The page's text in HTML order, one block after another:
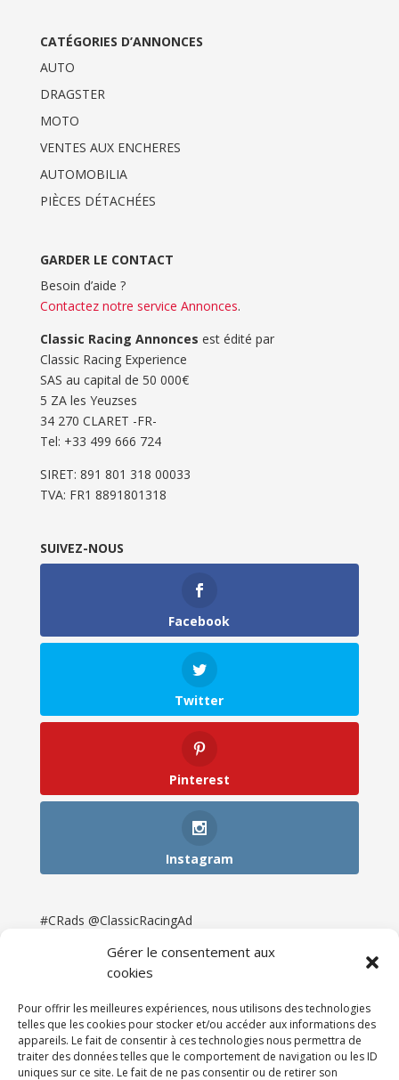
Gérer le consentement aux
cookies
Pour offrir les meilleures expériences, nous utilisons des technologies
telles que les cookies pour stocker et/ou accéder aux informations des
appareils. Le fait de consentir à ces technologies nous permettra de
traiter des données telles que le comportement de navigation ou les ID
uniques sur ce site. Le fait de ne pas consentir ou de retirer son
CATÉGORIES D’ANNONCES
AUTO
DRAGSTER
MOTO
VENTES AUX ENCHERES
AUTOMOBILIA
PIÈCES DÉTACHÉES
GARDER LE CONTACT
Besoin d’aide ?
Contactez notre service Annonces.
Classic Racing Annonces est édité par
Classic Racing Experience
SAS au capital de 50 000€
5 ZA les Yeuzses
34 270 CLARET -FR-
Tel: ‭+33 499 666 724‬
SIRET: 891 801 318 00033
TVA: FR1 8891801318
SUIVEZ-NOUS
Facebook
Twitter
Pinterest
Instagram
#CRads @ClassicRacingAd